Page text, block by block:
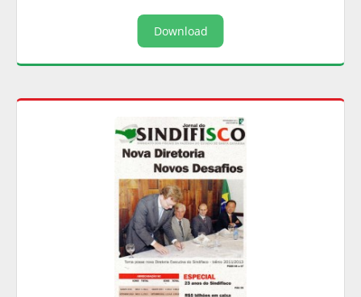
Download